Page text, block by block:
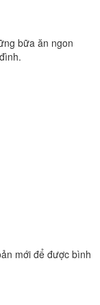
bữa ăn ngon
mới để được bình